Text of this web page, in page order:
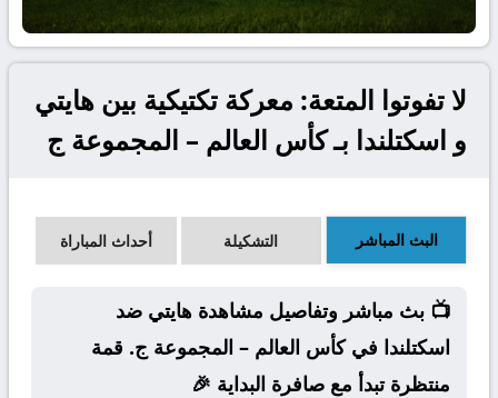
لا تفوتوا المتعة: معركة تكتيكية بين هايتي
و اسكتلندا بـ كأس العالم – المجموعة ج
البث المباشر التشكيلة أحداث المباراة
📺 بث مباشر وتفاصيل مشاهدة هايتي ضد
اسكتلندا في كأس العالم – المجموعة ج. قمة
منتظرة تبدأ مع صافرة البداية 🎉